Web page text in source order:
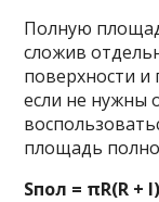
Полную
сложив
поверхности и
если не нужны
площадь
Sпол = πR(R + l)